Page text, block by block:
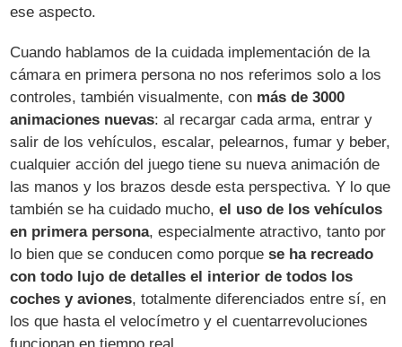
ese aspecto.
Cuando hablamos de la cuidada implementación de la
cámara en primera persona no nos referimos solo a los
controles, también visualmente, con más de 3000
animaciones nuevas: al recargar cada arma, entrar y
salir de los vehículos, escalar, pelearnos, fumar y beber,
cualquier acción del juego tiene su nueva animación de
las manos y los brazos desde esta perspectiva. Y lo que
también se ha cuidado mucho,el uso de los vehículos
en primera persona, especialmente atractivo, tanto por
lo bien que se conducen como porquese ha recreado
con todo lujo de detalles el interior de todos los
coches y aviones, totalmente diferenciados entre sí, en
los que hasta el velocímetro y el cuentarrevoluciones